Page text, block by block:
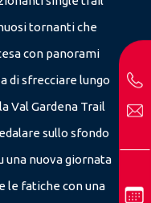
tornanti che
con panorami
di sfrecciare lungo
Val Gardena Trail
sullo sfondo
una nuova giornata
le fatiche con una